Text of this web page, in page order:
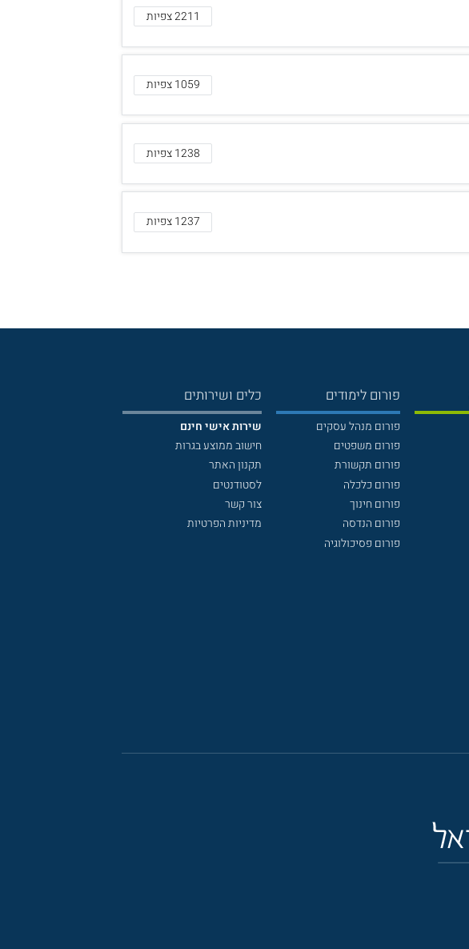
2211 צפיות
1059 צפיות
1238 צפיות
1237 צפיות
פורום לימודים
פורום מנהל עסקים
פורום משפטים
פורום תקשורת
פורום כלכלה
פורום חינוך
פורום הנדסה
פורום פסיכולוגיה
כלים ושירותים
שירות אישי חינם
חישוב ממוצע בגרות
תקנון האתר
לסטודנטים
צור קשר
מדיניות הפרטיות